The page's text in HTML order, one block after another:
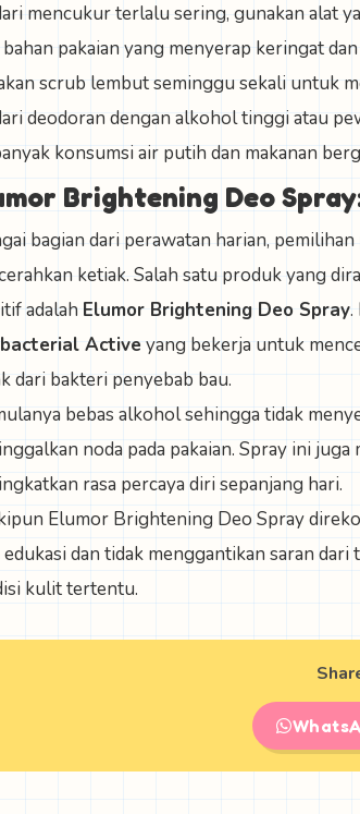
mencukur terlalu sering, gunakan alat
pakaian yang menyerap keringat
scrub lembut seminggu sekali untuk
deodoran dengan alkohol tinggi atau
konsumsi air putih dan makanan
Brightening Deo
bagian dari perawatan harian,
ketiak. Salah satu produk yang
adalah Elumor Brightening Deo Spray.
Active yang bekerja untuk
dari bakteri penyebab bau.
bebas alkohol sehingga tidak
noda pada pakaian. Spray ini
rasa percaya diri sepanjang hari.
Elumor Brightening Deo Spray
edukasi dan tidak menggantikan saran
kulit tertentu.